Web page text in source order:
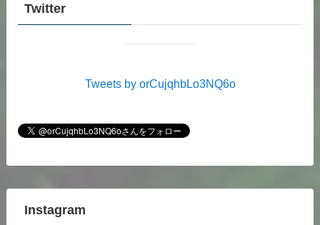
Twitter
Tweets by orCujqhbLo3NQ6o
Instagram